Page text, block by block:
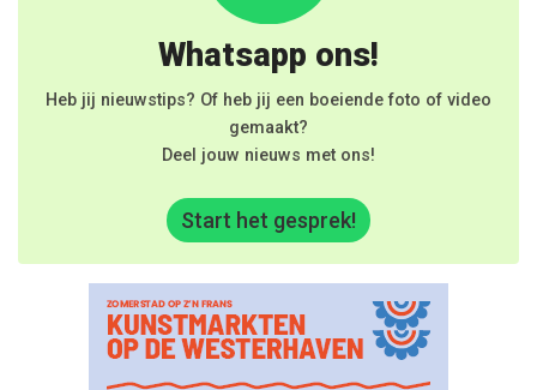
Whatsapp ons!
Heb jij nieuwstips? Of heb jij een boeiende foto of video
gemaakt?
Deel jouw nieuws met ons!
Start het gesprek!